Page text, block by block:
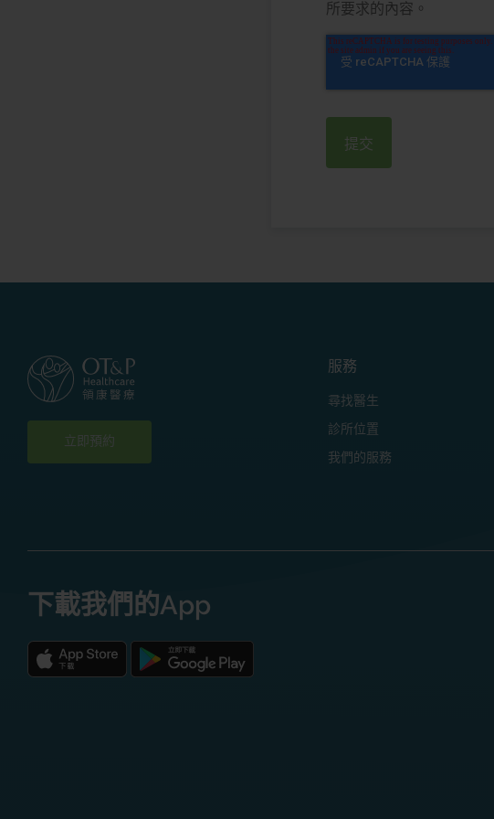
所要求的內容。
立即預約
服務
尋找醫生
診所位置
我們的服務
下載我們的App